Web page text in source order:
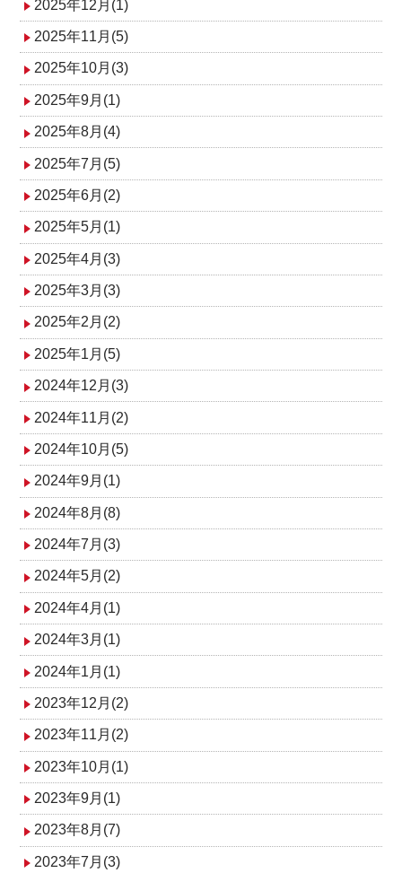
2025年12月(1)
2025年11月(5)
2025年10月(3)
2025年9月(1)
2025年8月(4)
2025年7月(5)
2025年6月(2)
2025年5月(1)
2025年4月(3)
2025年3月(3)
2025年2月(2)
2025年1月(5)
2024年12月(3)
2024年11月(2)
2024年10月(5)
2024年9月(1)
2024年8月(8)
2024年7月(3)
2024年5月(2)
2024年4月(1)
2024年3月(1)
2024年1月(1)
2023年12月(2)
2023年11月(2)
2023年10月(1)
2023年9月(1)
2023年8月(7)
2023年7月(3)